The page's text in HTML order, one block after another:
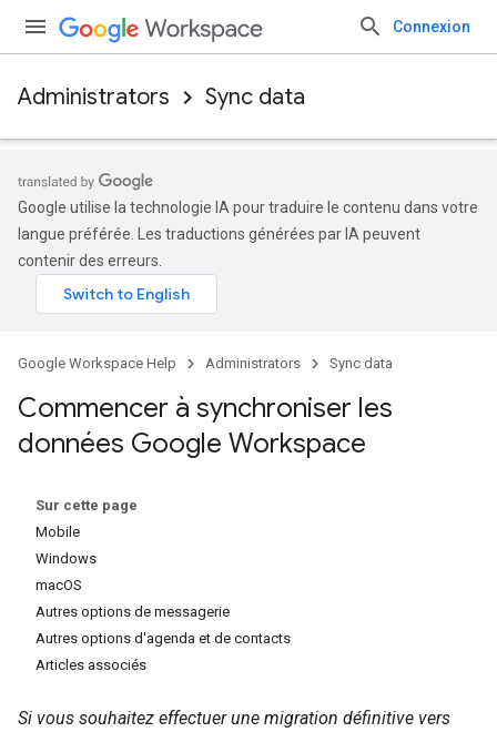
Connexion
Administrators Sync data
Google utilise la technologie IA pour traduire le contenu dans votre
langue préférée. Les traductions générées par IA peuvent
contenir des erreurs.
Google Workspace Help Administrators Sync data
Commencer à synchroniser les
données Google Workspace
Sur cette page
Mobile
Windows
macOS
Autres options de messagerie
Autres options d'agenda et de contacts
Articles associés
Si vous souhaitez effectuer une migration définitive vers